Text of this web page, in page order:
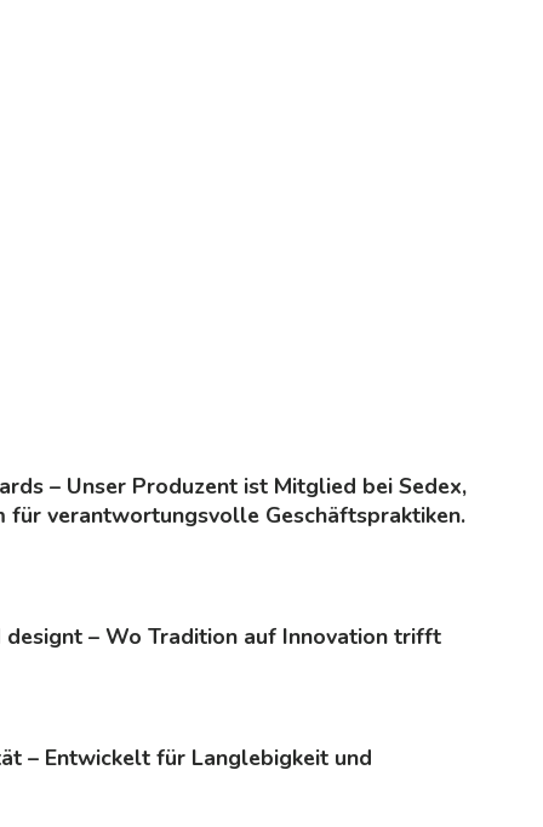
– Unser Produzent ist Mitglied bei Sedex,
für verantwortungsvolle Geschäftspraktiken.
designt – Wo Tradition auf Innovation trifft
– Entwickelt für Langlebigkeit und